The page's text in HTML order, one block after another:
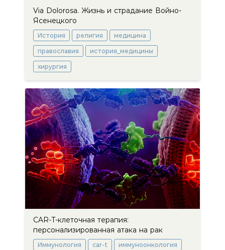
Via Dolorosa. Жизнь и страдание Войно-
Ясенецкого
История религия медицина
православия история_медицины
хирургия
CAR-T-клеточная терапия:
персонализированная атака на рак
Иммунология car-t иммуноонкология